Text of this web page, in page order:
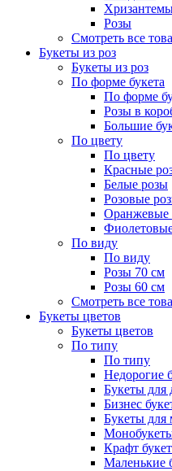
Розы
Смотреть все
Букеты из роз
Букеты из роз
По форме букета
По форме
Розы в
Большие
По цвету
По цвету
Красные
Белые розы
Розовые
Оранжевые
По виду
По виду
Розы 70 см
Розы 60 см
Смотреть все
Букеты цветов
Букеты цветов
По типу
По типу
Недорогие
Букеты для
Бизнес
Букеты для
Крафт
Маленькие